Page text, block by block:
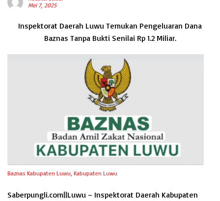
Mei 7, 2025
Inspektorat Daerah Luwu Temukan Pengeluaran Dana
Baznas Tanpa Bukti Senilai Rp 1.2 Miliar.
Baznas Kabupaten Luwu, Kabupaten Luwu
Saberpungli.com||Luwu – Inspektorat Daerah Kabupaten